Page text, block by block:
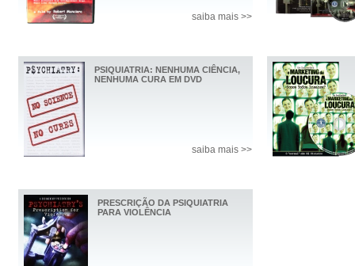
saiba mais >>
PSIQUIATRIA: NENHUMA CIÊNCIA,
NENHUMA CURA EM DVD
saiba mais >>
PRESCRIÇÃO DA PSIQUIATRIA
PARA VIOLÊNCIA